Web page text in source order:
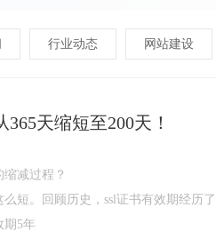
行业动态 网站建设
天缩短至200天！
减过程？
短。回顾历史，ssl证书有效期经历
5年